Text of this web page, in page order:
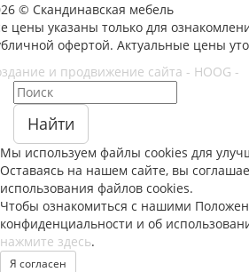
© Скандинавская мебель
цены указаны только для
офертой. Актуальные цены
и продвижение сайта - HOOG -
Найти
Мы используем файлы cookies для
Оставаясь на нашем сайте, вы
использования файлов cookies.
Чтобы ознакомиться с нашими
конфиденциальности и об
нажмите здесь.
Я согласен